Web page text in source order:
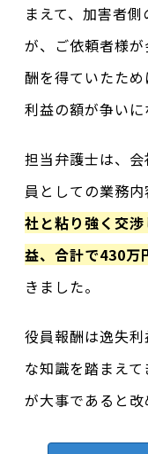
まえて、加害者
が、ご依頼者様
酬を得ていたた
利益の額が争いに
担当弁護士は、
員としての業務内
社と粘り強く交
益、合計で430万
きました。
役員報酬は逸失
な知識を踏まえ
が大事であると改